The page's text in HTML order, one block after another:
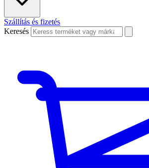
Szállítás és fizetés
Keresés